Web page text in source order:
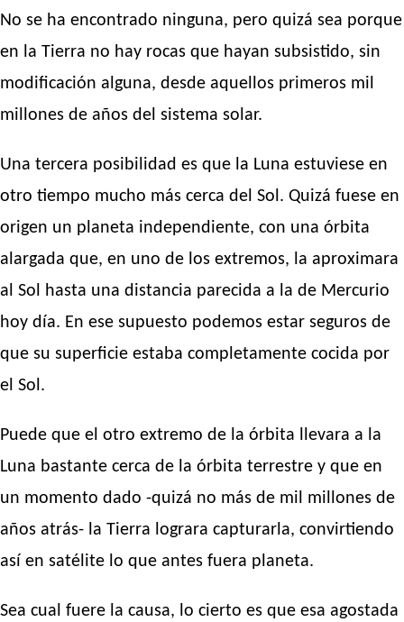
No se ha encontrado ninguna, pero quizá sea porque
en la Tierra no hay rocas que hayan subsistido, sin
modificación alguna, desde aquellos primeros mil
millones de años del sistema solar.
Una tercera posibilidad es que la Luna estuviese en
otro tiempo mucho más cerca del Sol. Quizá fuese en
origen un planeta independiente, con una órbita
alargada que, en uno de los extremos, la aproximara
al Sol hasta una distancia parecida a la de Mercurio
hoy día. En ese supuesto podemos estar seguros de
que su superficie estaba completamente cocida por
el Sol.
Puede que el otro extremo de la órbita llevara a la
Luna bastante cerca de la órbita terrestre y que en
un momento dado -quizá no más de mil millones de
años atrás- la Tierra lograra capturarla, convirtiendo
así en satélite lo que antes fuera planeta.
Sea cual fuere la causa, lo cierto es que esa agostada